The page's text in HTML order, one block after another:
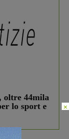
oltre 44mila
lo sport e
×